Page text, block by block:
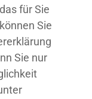
für Sie
Sie
Sie nur